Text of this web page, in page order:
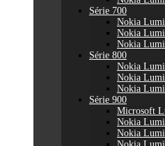
Série 700
Nokia
Nokia
Nokia
Série 800
Nokia
Nokia
Nokia
Série 900
Microsoft
Nokia
Nokia